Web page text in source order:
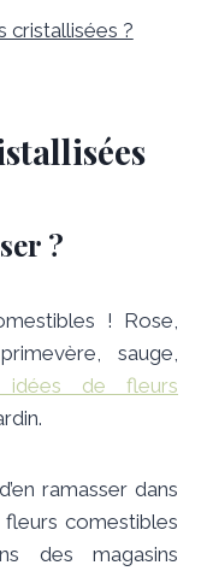
cristallisées ?
?
! Rose,
sauge,
idées de fleurs
ramasser dans
comestibles
des magasins